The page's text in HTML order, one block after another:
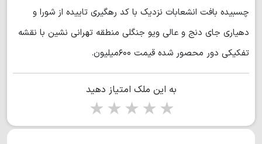
چسبیده بافت انشعابات نزدیک با کد رهگیری تاییده از شورا و
دهیاری جای دنج و عالی ویو جنگلی منطقه تهرانی نشین با نقشه
تفکیکی دور محصور شده قیمت ۶۰۰میلیون.
به این ملک امتیاز دهید
5 stars
4 stars
3 stars
2 stars